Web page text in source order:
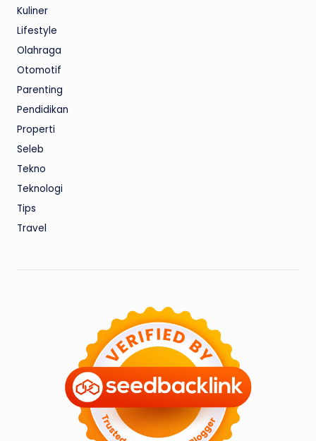
Kuliner
Lifestyle
Olahraga
Otomotif
Parenting
Pendidikan
Properti
Seleb
Tekno
Teknologi
Tips
Travel